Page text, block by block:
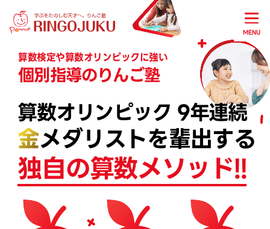
MENU
算数検定や算数オリンピックに強い
個別指導のりんご塾
算数オリンピック 9年連続
金メダリストを輩出する
独自の算数メソッド!!